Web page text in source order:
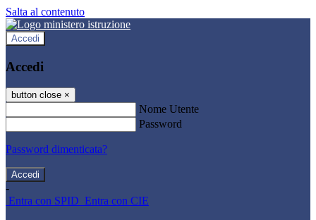
Salta al contenuto
Accedi
Accedi
button close ×
Nome Utente
Password
Password dimenticata?
-
Entra con SPID Entra con CIE